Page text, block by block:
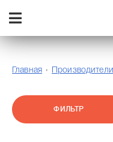
Главная Производители
ФИЛЬТР